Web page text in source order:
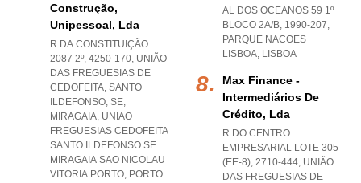
Construção,
Unipessoal, Lda
R DA CONSTITUIÇÃO
2087 2º, 4250-170, UNIÃO
DAS FREGUESIAS DE
CEDOFEITA, SANTO
ILDEFONSO, SE,
MIRAGAIA, UNIAO
FREGUESIAS CEDOFEITA
SANTO ILDEFONSO SE
MIRAGAIA SAO NICOLAU
VITORIA PORTO, PORTO
AL DOS OCEANOS 59 1º
BLOCO 2A/B, 1990-207,
PARQUE NACOES
LISBOA, LISBOA
Max Finance -
Intermediários De
Crédito, Lda
R DO CENTRO
EMPRESARIAL LOTE 305
(EE-8), 2710-444, UNIÃO
DAS FREGUESIAS DE